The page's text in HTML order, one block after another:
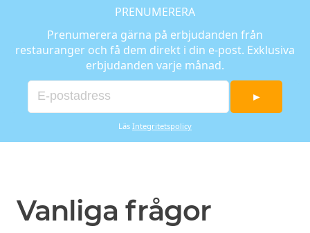
PRENUMERERA
Prenumerera gärna på erbjudanden från
restauranger och få dem direkt i din e-post. Exklusiva
erbjudanden varje månad.
►
Läs Integritetspolicy
Vanliga frågor